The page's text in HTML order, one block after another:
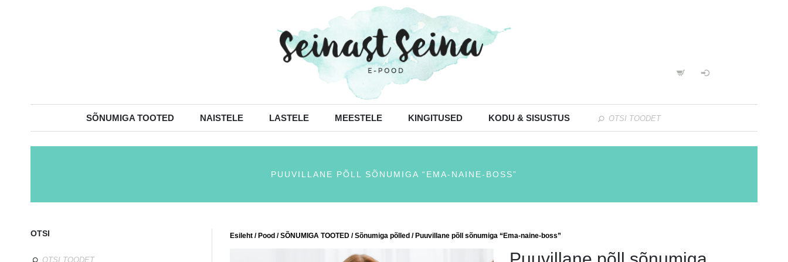
SÕNUMIGA TOOTED NAISTELE LASTELE MEESTELE KINGITUSED KODU & SISUSTUS
PUUVILLANE PÕLL SÕNUMIGA “EMA-NAINE-BOSS”
Esileht /Pood /SÕNUMIGA TOOTED /Sõnumiga põlled / Puuvillane põll sõnumiga “Ema-naine-boss”
OTSI